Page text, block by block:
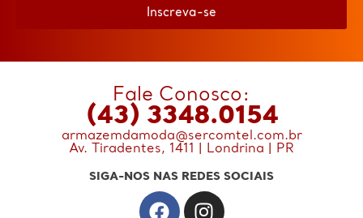
Inscreva-se
Fale Conosco:
(43) 3348.0154
armazemdamoda@sercomtel.com.br
Av. Tiradentes, 1411 | Londrina | PR
SIGA-NOS NAS REDES SOCIAIS